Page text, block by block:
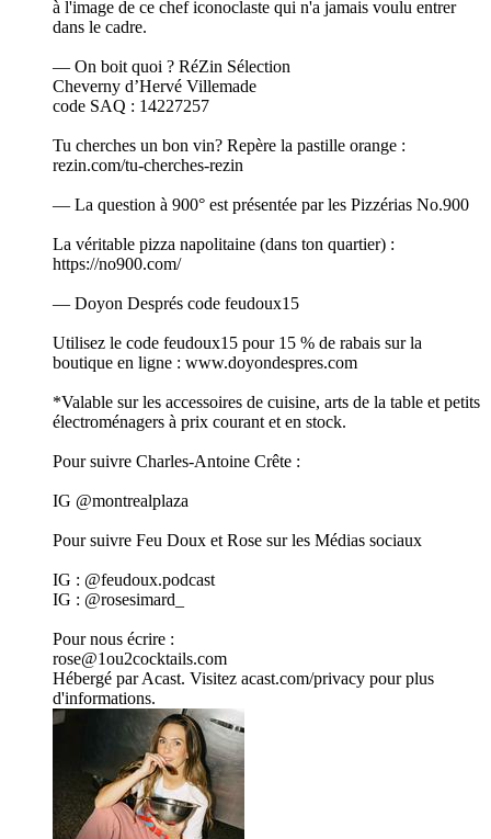
à l'image de ce chef iconoclaste qui n'a jamais voulu entrer
dans le cadre.
— On boit quoi ? RéZin Sélection
Cheverny d’Hervé Villemade
code SAQ : 14227257
Tu cherches un bon vin? Repère la pastille orange :
rezin.com/tu-cherches-rezin
— La question à 900° est présentée par les Pizzérias No.900
La véritable pizza napolitaine (dans ton quartier) :
https://no900.com/
— Doyon Després code feudoux15
Utilisez le code feudoux15 pour 15 % de rabais sur la
boutique en ligne : www.doyondespres.com
*Valable sur les accessoires de cuisine, arts de la table et petits
électroménagers à prix courant et en stock.
Pour suivre Charles-Antoine Crête :
IG @montrealplaza
Pour suivre Feu Doux et Rose sur les Médias sociaux
IG : @feudoux.podcast
IG : @rosesimard_
Pour nous écrire :
rose@1ou2cocktails.com
Hébergé par Acast. Visitez acast.com/privacy pour plus
d'informations.